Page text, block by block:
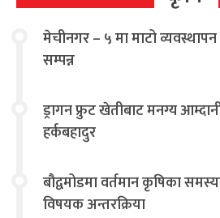
मेचीनगर – ५ मा माटो
सम्पन्न
ड्रागन फ्रुट खेतीबाट मनग्य
हर्कबहादुर
बौद्वमोडमा वर्तमान कृषिका समस्या र समाधान
विषयक अन्तरक्रिया